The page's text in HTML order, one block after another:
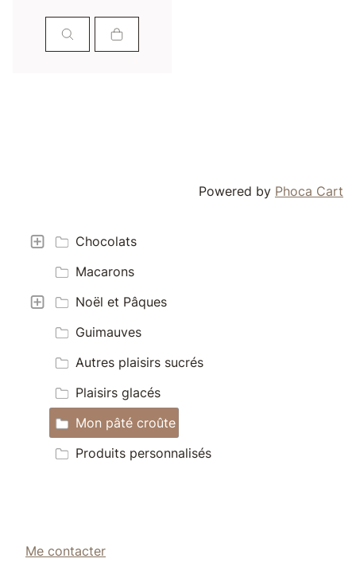
Chocolats
Macarons
Noël et Pâques
Guimauves
Autres plaisirs sucrés
Plaisirs glacés
Mon pâté croûte
Produits personnalisés
Me contacter
Powered by Phoca Cart